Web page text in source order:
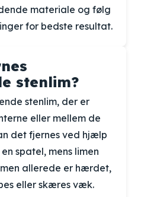
materiale og følg
for bedste resultat.
stenlim?
stenlim, der er
eller mellem de
det fjernes ved hjælp
spatel, mens limen
allerede er hærdet,
eller skæres væk.